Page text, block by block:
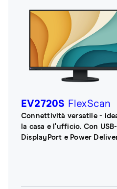
EV2720S FlexScan
Connettività versatile -
la casa e l'ufficio. Con
DisplayPort e Power